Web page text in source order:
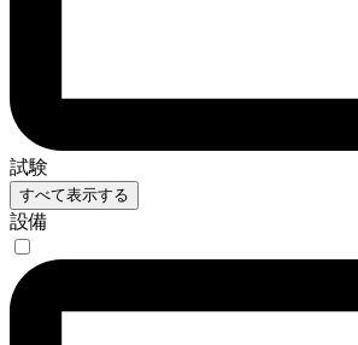
試験
すべて表示する
設備